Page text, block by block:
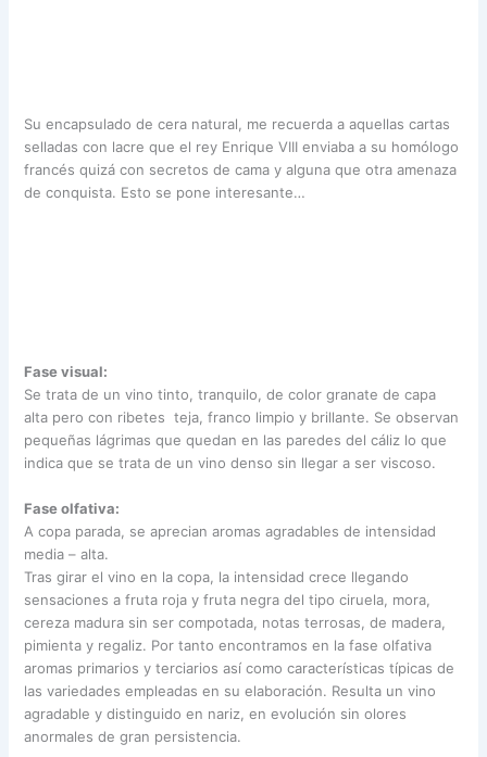
Su encapsulado de cera natural, me recuerda a aquellas cartas
selladas con lacre que el rey Enrique VIII enviaba a su homólogo
francés quizá con secretos de cama y alguna que otra amenaza
de conquista. Esto se pone interesante…
Fase visual:
Se trata de un vino tinto, tranquilo, de color granate de capa
alta pero con ribetes teja, franco limpio y brillante. Se observan
pequeñas lágrimas que quedan en las paredes del cáliz lo que
indica que se trata de un vino denso sin llegar a ser viscoso.
Fase olfativa:
A copa parada, se aprecian aromas agradables de intensidad
media – alta.
Tras girar el vino en la copa, la intensidad crece llegando
sensaciones a fruta roja y fruta negra del tipo ciruela, mora,
cereza madura sin ser compotada, notas terrosas, de madera,
pimienta y regaliz. Por tanto encontramos en la fase olfativa
aromas primarios y terciarios así como características típicas de
las variedades empleadas en su elaboración. Resulta un vino
agradable y distinguido en nariz, en evolución sin olores
anormales de gran persistencia.